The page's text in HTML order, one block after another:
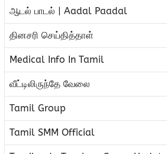
ஆடல் பாடல் | Aadal Paadal
தினசரி செய்தித்தாள்
Medical Info In Tamil
வீட்டிலிருந்தே வேலை
Tamil Group
Tamil SMM Official